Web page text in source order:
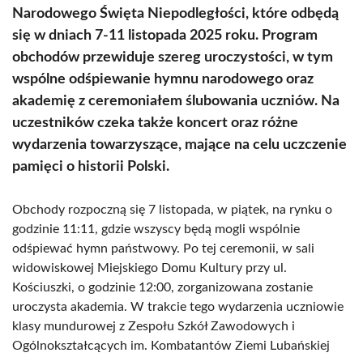
Narodowego Święta Niepodległości, które odbędą
się w dniach 7-11 listopada 2025 roku. Program
obchodów przewiduje szereg uroczystości, w tym
wspólne odśpiewanie hymnu narodowego oraz
akademię z ceremoniałem ślubowania uczniów. Na
uczestników czeka także koncert oraz różne
wydarzenia towarzyszące, mające na celu uczczenie
pamięci o historii Polski.
Obchody rozpoczną się 7 listopada, w piątek, na rynku o
godzinie 11:11, gdzie wszyscy będą mogli wspólnie
odśpiewać hymn państwowy. Po tej ceremonii, w sali
widowiskowej Miejskiego Domu Kultury przy ul.
Kościuszki, o godzinie 12:00, zorganizowana zostanie
uroczysta akademia. W trakcie tego wydarzenia uczniowie
klasy mundurowej z Zespołu Szkół Zawodowych i
Ogólnokształcących im. Kombatantów Ziemi Lubańskiej